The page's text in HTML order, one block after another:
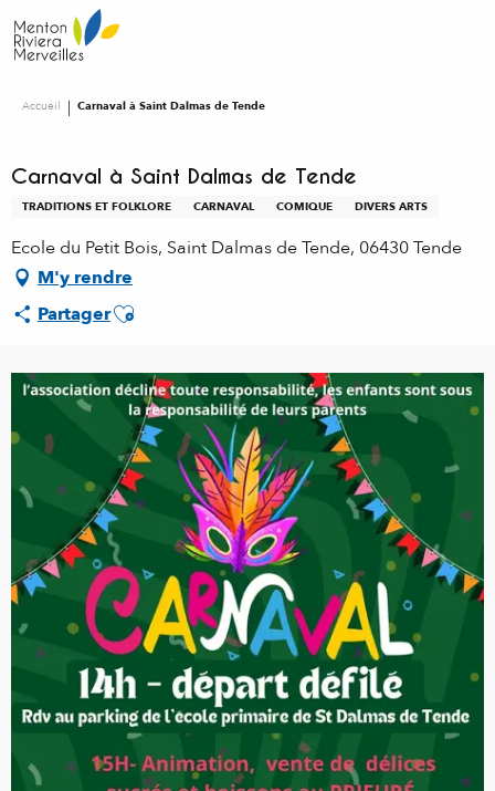
au
contenu
Accueil Carnaval à Saint Dalmas de Tende
Carnaval à Saint Dalmas de Tende
TRADITIONS ET FOLKLORE CARNAVAL COMIQUE DIVERS ARTS
Ecole du Petit Bois, Saint Dalmas de Tende, 06430 Tende
M'y rendre
PartagerAjouter aux favoris